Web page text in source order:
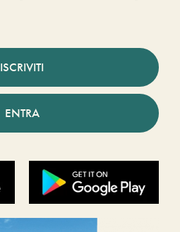
ISCRIVITI
ENTRA